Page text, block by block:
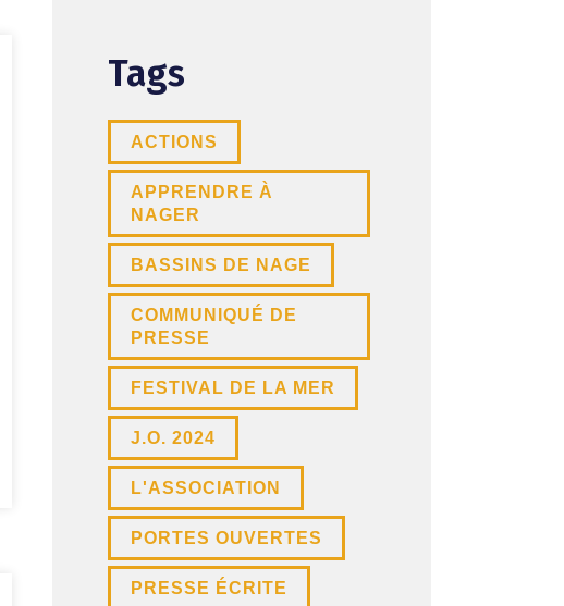
Tags
ACTIONS
APPRENDRE À
NAGER
BASSINS DE NAGE
COMMUNIQUÉ DE
PRESSE
FESTIVAL DE LA MER
J.O. 2024
L'ASSOCIATION
PORTES OUVERTES
PRESSE ÉCRITE